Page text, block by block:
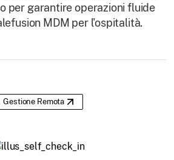
per garantire operazioni fluide
MDM per l'ospitalità.
Gestione Remota